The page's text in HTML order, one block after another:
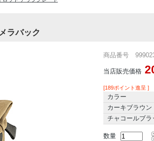
ラバック
商品番号
当店販売価格
[189ポイント進呈 ]
カラー
カーキブラウン
チャコールブラ
数量